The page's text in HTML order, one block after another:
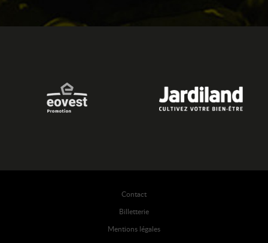
Contact
Billetterie
Mentions légales